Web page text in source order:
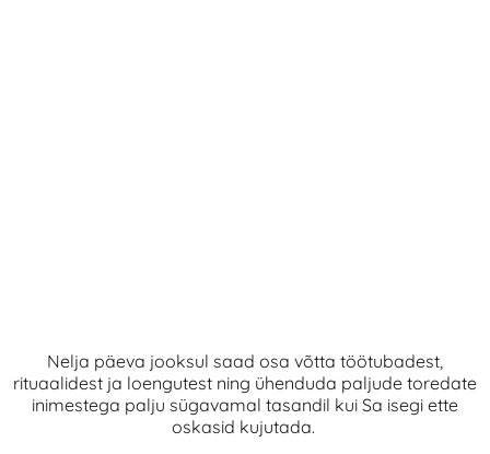
Nelja päeva jooksul saad osa võtta töötubadest,
rituaalidest ja loengutest ning ühenduda paljude toredate
inimestega palju sügavamal tasandil kui Sa isegi ette
oskasid kujutada.